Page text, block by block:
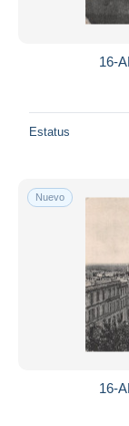
16-
Estatus
Nuevo
16-